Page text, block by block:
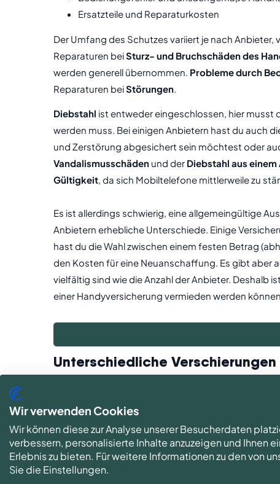
Ersatzteile und Reparaturkosten
Der Umfang des Schutzes variiert je nach
Reparaturen beiSturz- und Bruchschäden des
werden generell übernommen. Probleme durch
Reparaturen beiStörungen
Diebstahl ist entweder eingeschlossen, hier musst
werden muss. Bei einigen Anbietern hast du auch
und Zerstörung abgesichert sein möchtest oder
Vandalismusschäden und der Diebstahl aus einem
Gültigkeit, da sich Mobiltelefone mittlerweile zu
Es ist allerdings schwierig, eine allgemeingültige
Anbietern erhebliche Unterschiede. Einige
hast du die Wahl zwischen einem festen Betrag
den Kosten für eine Neuanschaffung. Es gibt aber
vielfältig sind wie die Anzahl der Anbieter. Deshalb
einer Handyversicherung vermieden werden
Unterschiedliche Verschierungen
Allerdings ersetzen nicht alle Anbieter dein
wie immer, gibt es Ausschlüsse - zum Beispiel
Unterschiede auf. Diese richtet sich zum einen
eines Diebstahls.
Dass sich diese unterschiedlichen Regelungen
Wir verwenden Cookies
Wir können diese zur Analyse unserer Besucherdaten
verbessern, personalisierte Inhalte anzuzeigen und Ihnen
Erlebnis zu bieten. Für weitere Informationen zu den von
Sie die Einstellungen.